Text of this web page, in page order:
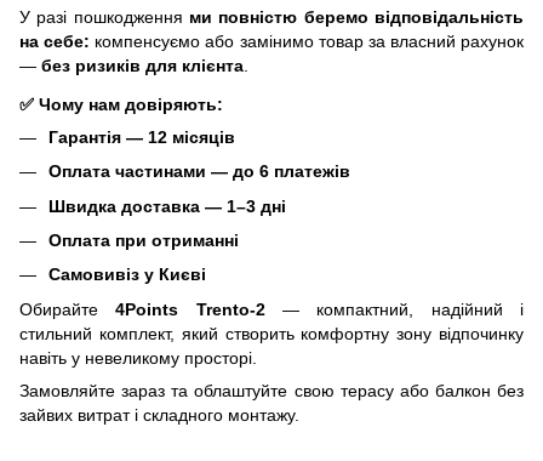
У разі пошкодження ми повністю беремо відповідальність
на себе: компенсуємо або замінимо товар за власний рахунок
— без ризиків для клієнта
✅ Чому нам довіряють:
Гарантія — 12 місяців
Оплата частинами — до 6 платежів
Швидка доставка — 1–3 дні
Оплата при отриманні
Самовивіз у Києві
Обирайте4Points Trento-2— компактний, надійний і
стильний комплект, який створить комфортну зону відпочинку
навіть у невеликому просторі.
Замовляйте зараз та облаштуйте свою терасу або балкон без
зайвих витрат і складного монтажу.